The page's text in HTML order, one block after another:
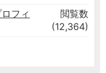
フィ
閲覧数
(12,364)